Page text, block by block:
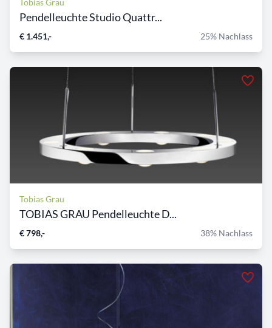
Tobias Grau
Pendelleuchte Studio Quattr...
€ 1.451,- 25% Nachlass
Tobias Grau
TOBIAS GRAU Pendelleuchte D...
€ 798,- 38% Nachlass